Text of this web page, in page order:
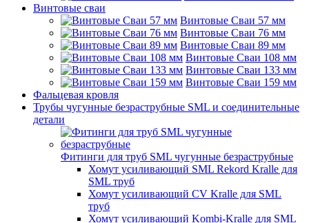
Винтовые сваи
Винтовые Сваи 57 мм
Винтовые Сваи 76 мм
Винтовые Сваи 89 мм
Винтовые Сваи 108 мм
Винтовые Сваи 133 мм
Винтовые Сваи 159 мм
Фальцевая кровля
Трубы чугунные безраструбные SML и соединительные
детали
Фитинги для труб SML чугунные безраструбные
Хомут усиливающий SML Rekord Kralle для
SML труб
Хомут усиливающий CV Kralle для SML
труб
Хомут усиливающий Kombi-Kralle для SML